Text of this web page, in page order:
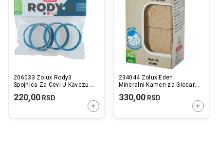
206033 Zolux Rody3
Spojnica Za Cevi U Kavezu
220,00 RSD
DODAJTE U KORPU
234044 Zolux Eden
Mineralni Kamen za Glodare
330,00RSD